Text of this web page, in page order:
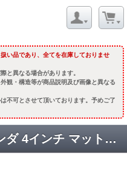
い品であり、全てを在庫しておりませ
と異なる場合があります。
観・構造等が商品説明及び画像と異なる
不可とさせて頂いております。予めご了
ガスガン : COLT アナコンダ 4インチ マットブラックABS【木製グリップ】 [品切中.再生産待ち]